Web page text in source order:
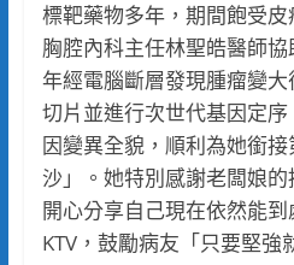
標靶藥物多年，期間飽受
胸腔內科主任林聖皓醫師
年經電腦斷層發現腫瘤變
切片並進行次世代基因定
因變異全貌，順利為她銜
沙」。她特別感謝老闆娘
開心分享自己現在依然能
KTV，鼓勵病友「只要堅強